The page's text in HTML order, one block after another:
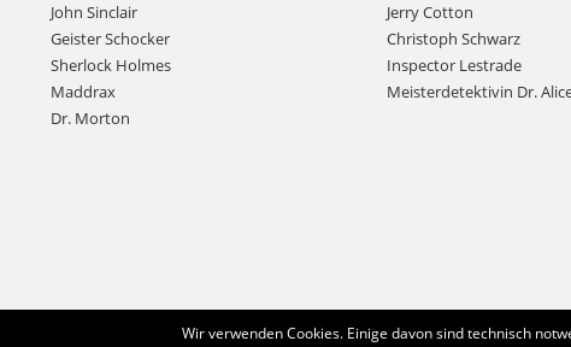
John Sinclair
Geister Schocker
Sherlock Holmes
Maddrax
Dr. Morton
Jerry Cotton
Christoph Schwarz
Inspector Lestrade
Meisterdetektivin Dr.
Wir verwenden Cookies. Einige davon sind technisch